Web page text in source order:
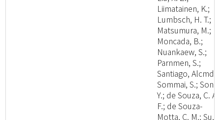
Liimatainen, K.;
Lumbsch, H. T.;
Matsumura, M.;
Moncada, B.;
Nuankaew, S.;
Parnmen, S.;
Santiago, Alcmd;
Sommai, S.; Song,
Y.; de Souza, C. A.
F.; de Souza-
Motta, C. M.; Su,